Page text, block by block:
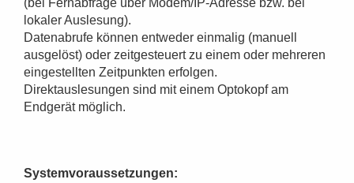
(bei Fernabfrage über Modem/IP-Adresse bzw. bei
lokaler Auslesung).
Datenabrufe können entweder einmalig (manuell
ausgelöst) oder zeitgesteuert zu einem oder mehreren
eingestellten Zeitpunkten erfolgen.
Direktauslesungen sind mit einem Optokopf am
Endgerät möglich.
Systemvoraussetzungen: